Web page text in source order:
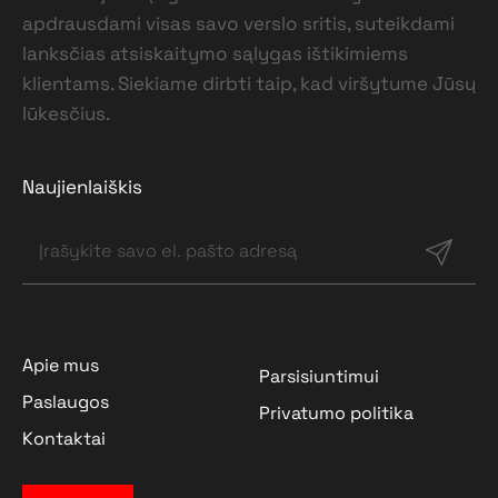
apdrausdami visas savo verslo sritis, suteikdami
lanksčias atsiskaitymo sąlygas ištikimiems
klientams. Siekiame dirbti taip, kad viršytume Jūsų
lūkesčius.
Naujienlaiškis
Apie mus
Paslaugos
Kontaktai
Parsisiuntimui
Privatumo politika